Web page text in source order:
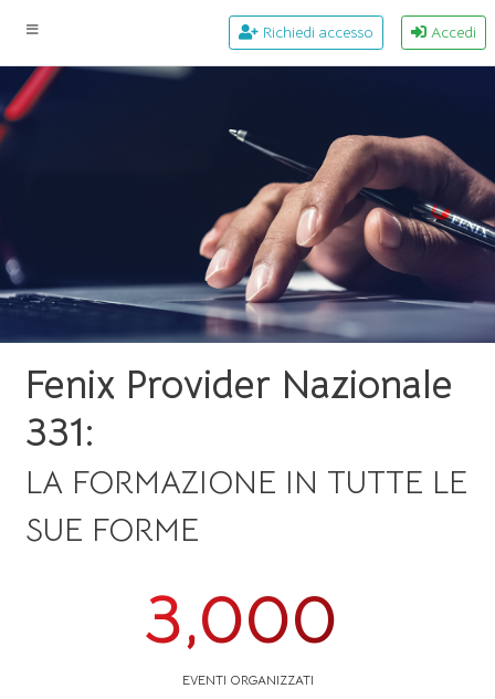
Richiedi accesso Accedi
Fenix Provider Nazionale
331:
LA FORMAZIONE IN TUTTE LE
SUE FORME
3,000
EVENTI ORGANIZZATI